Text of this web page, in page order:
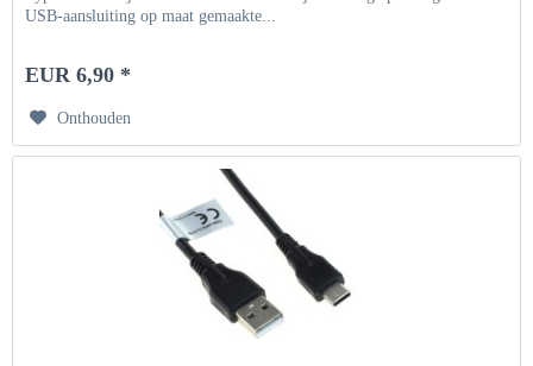
USB-aansluiting op maat gemaakte...
EUR 6,90 *
Onthouden